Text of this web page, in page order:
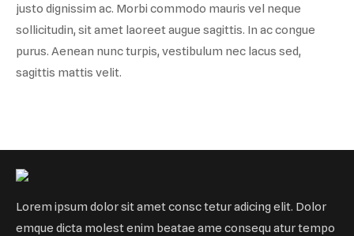
justo dignissim ac. Morbi commodo mauris vel neque
sollicitudin, sit amet laoreet augue sagittis. In ac congue
purus. Aenean nunc turpis, vestibulum nec lacus sed,
sagittis mattis velit.
Lorem ipsum dolor sit amet consc tetur adicing elit. Dolor
emque dicta molest enim beatae ame consequ atur tempo